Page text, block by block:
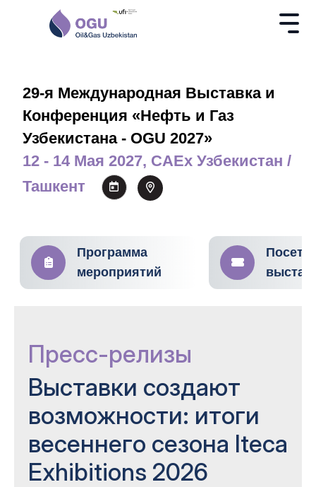
29-я Международная Выставка и
Конференция «Нефть и Газ
Узбекистана - OGU 2027»
12 - 14 Мая 2027, CAEx Узбекистан /
Ташкент
Программа
мероприятий
Пресс-релизы
Выставки создают
возможности: итоги
весеннего сезона Iteca
Exhibitions 2026